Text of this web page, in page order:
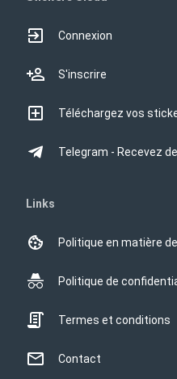
Connexion
S'inscrire
Téléchargez vos
Telegram - Recevez
Links
Politique en matière
Politique de
Termes et conditions
Contact